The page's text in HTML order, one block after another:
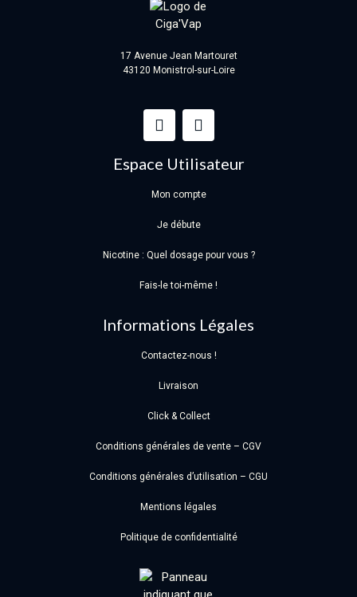
17 Avenue Jean Martouret
43120 Monistrol-sur-Loire
Espace Utilisateur
Mon compte
Je débute
Nicotine : Quel dosage pour vous ?
Fais-le toi-même !
Informations Légales
Contactez-nous !
Livraison
Click & Collect
Conditions générales de vente – CGV
Conditions générales d’utilisation – CGU
Mentions légales
Politique de confidentialité